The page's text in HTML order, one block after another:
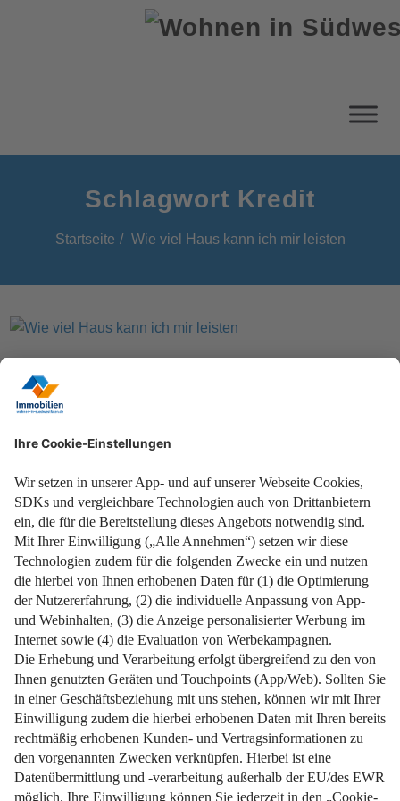
Schlagwort Kredit
Startseite Wie viel Haus kann ich mir leisten
Weiterlesen
Welche Auswirkungen Eigenkapital auf Ihre
Baufinanzierung hat.
Weiterlesen
Impressum Datenschutz Nutzungsbedingungen